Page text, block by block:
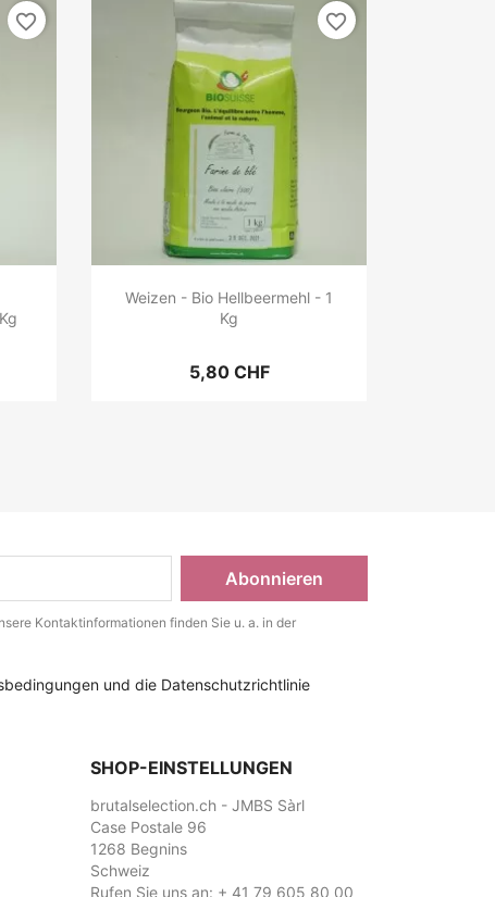
favorite_border
Weizen - Bio Hellbeermehl - 1
Kg
5,80 CHF
favorite_border
Kontaktinformationen finden Sie u. a. in der
und die Datenschutzrichtlinie
SHOP-EINSTELLUNGEN
brutalselection.ch - JMBS Sàrl
Case Postale 96
1268 Begnins
Schweiz
Rufen Sie uns an: + 41 79 605 80 00